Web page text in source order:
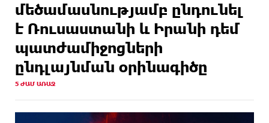
մեծամասնությամբ ընդունել
է Ռուսաստանի և Իրանի դեմ
պատժամիջոցների
ընդլայնման օրինագիծը
5 ԺԱՄ ԱՌԱՋ